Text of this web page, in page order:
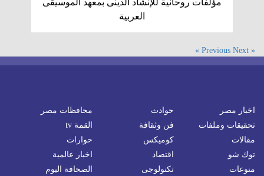
مؤلفات روحانية للإنشاد الدينى بمعهد الموسيقى
العربية
« Previous
Next »
اخبار مصر حوادث
محافظات مصر
تحقيقات وملفات
فن وثقافة
القمة tv
مقالات
كوميكس
حوارات
توك شو
اقتصاد
اخبار عالمية
منوعات
تكنولوجى الصحافة اليوم